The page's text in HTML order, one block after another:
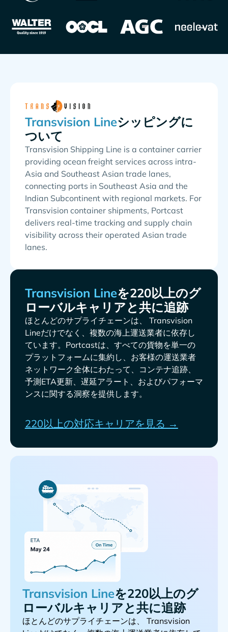
シッピングに
ついて
Transvision Shipping Line is a container carrier
providing ocean freight services across intra-
Asia and Southeast Asian trade lanes,
connecting ports in Southeast Asia and the
Indian Subcontinent with regional markets. For
Transvision container shipments, Portcast
delivers real-time tracking and supply chain
visibility across their operated Asian trade
lanes.
を220以上のグ
ローバルキャリアと共に追跡
ほとんどのサプライチェーンは、
だけでなく、複数の海上運送業者に依存し
ています。Portcastは、すべての貨物を単一の
プラットフォームに集約し、お客様の運送業者
ネットワーク全体にわたって、コンテナ追跡、
予測ETA更新、遅延アラート、およびパフォーマ
ンスに関する洞察を提供します。
220以上の対応キャリアを見る →
を220以上のグ
ローバルキャリアと共に追跡
ほとんどのサプライチェーンは、